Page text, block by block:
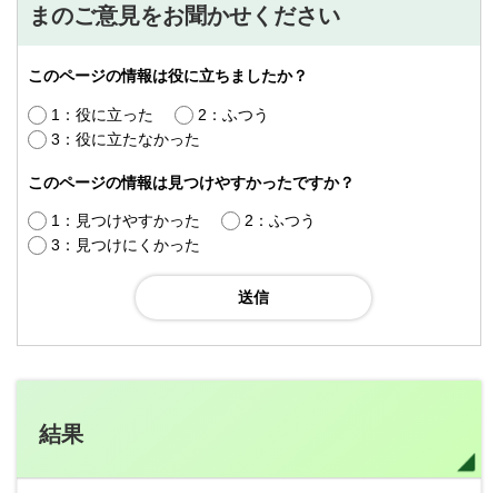
まのご意見をお聞かせください
このページの情報は役に立ちましたか？
1：役に立った
2：ふつう
3：役に立たなかった
このページの情報は見つけやすかったですか？
1：見つけやすかった
2：ふつう
3：見つけにくかった
結果